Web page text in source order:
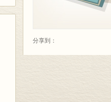
分享到：